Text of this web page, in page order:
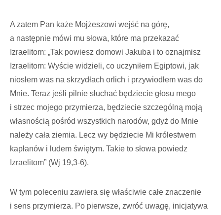
A zatem Pan każe Mojżeszowi wejść na górę,
a następnie mówi mu słowa, które ma przekazać
Izraelitom: „Tak powiesz domowi Jakuba i to oznajmisz
Izraelitom: Wyście widzieli, co uczyniłem Egiptowi, jak
niosłem was na skrzydłach orlich i przywiodłem was do
Mnie. Teraz jeśli pilnie słuchać będziecie głosu mego
i strzec mojego przymierza, będziecie szczególną moją
własnością pośród wszystkich narodów, gdyż do Mnie
należy cała ziemia. Lecz wy będziecie Mi królestwem
kapłanów i ludem świętym. Takie to słowa powiedz
Izraelitom” (Wj 19,3-6).
W tym poleceniu zawiera się właściwie całe znaczenie
i sens przymierza. Po pierwsze, zwróć uwagę, inicjatywa